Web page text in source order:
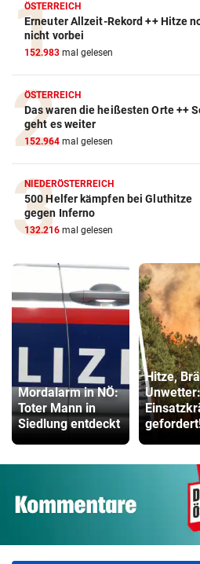
ÖSTERREICH
Erneuter Allzeit-Rekord ++ Hitze
nicht vorbei
152.983 mal gelesen
ÖSTERREICH
Das waren die heißesten Orte ++
geht es weiter
152.964 mal gelesen
NIEDERÖSTERREICH
500 Helfer kämpfen bei Gluthitze
gegen Inferno
132.216 mal gelesen
Mordalarm in NÖ:
Toter Mann in
Siedlung entdeckt
Hitze,
Unwetter: